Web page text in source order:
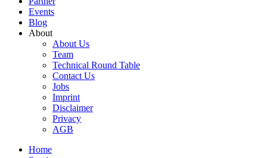
Events
Blog
About
About Us
Team
Technical Round Table
Contact Us
Jobs
Imprint
Disclaimer
Privacy
AGB
Home